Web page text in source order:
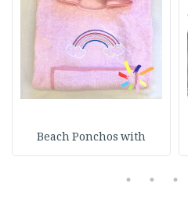
Beach Ponchos with
3
4
5